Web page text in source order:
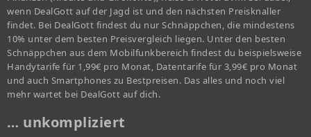
wenn DealGott auf der Jagd ist und den nächsten Preisknaller
findet. Bei DealGott findest du nur Schnäppchen, die mindestens
10% unter dem besten Preisvergleich liegen. Unter den besten
Schnäppchen aus dem Mobilfunkbereich findest du beispielsweise
Handytarife für 1,99€ pro Monat, Datentarife für 3,99€ pro Monat
und auch Smartphones zu Bestpreisen. Das alles und noch viel
mehr wartet bei DealGott auf dich.
… unkompliziert